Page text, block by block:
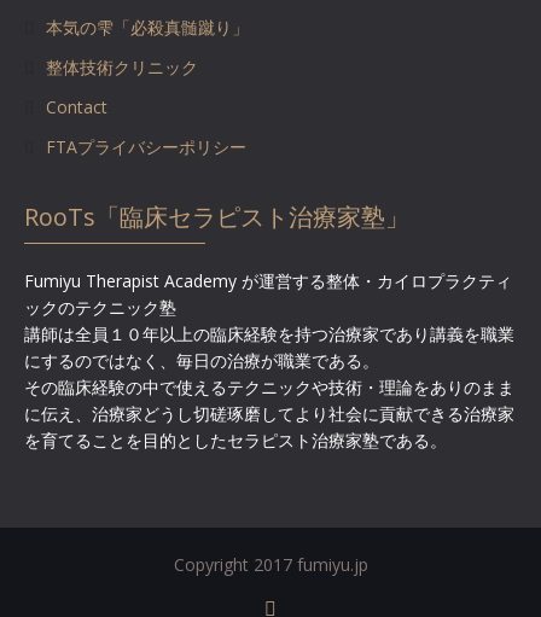
本気の雫「必殺真髄蹴り」
整体技術クリニック
Contact
FTAプライバシーポリシー
RooTs「臨床セラピスト治療家塾」
Fumiyu Therapist Academy が運営する整体・カイロプラクティ
ックのテクニック塾
講師は全員１０年以上の臨床経験を持つ治療家であり講義を職業
にするのではなく、毎日の治療が職業である。
その臨床経験の中で使えるテクニックや技術・理論をありのまま
に伝え、治療家どうし切磋琢磨してより社会に貢献できる治療家
を育てることを目的としたセラピスト治療家塾である。
Copyright 2017 fumiyu.jp